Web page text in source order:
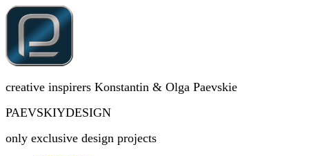
creative inspirers Konstantin & Olga Paevskie
PAEVSKIYDESIGN
only exclusive design projects